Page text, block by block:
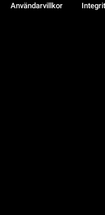
Användarvillkor